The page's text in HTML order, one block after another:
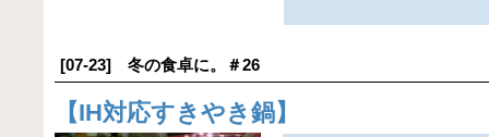
[07-23] 冬の食卓に。＃26
【IH対応すきやき鍋】